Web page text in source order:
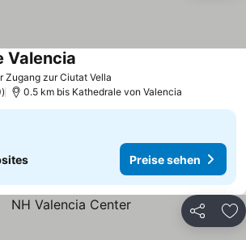
Zugang zur Ciutat Vella
Valencia
0.5 km bis Kathedrale von Valencia
Preise sehen
Teilen